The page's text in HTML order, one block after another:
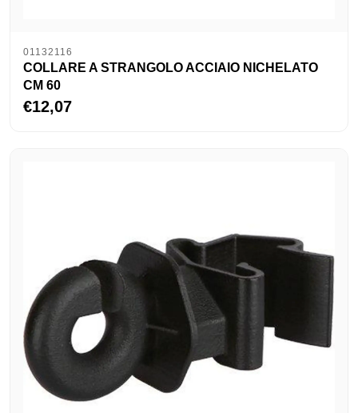
01132116
COLLARE A STRANGOLO ACCIAIO NICHELATO
CM 60
€12,07